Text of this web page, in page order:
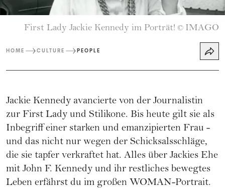
First Lady Jackie Kennedy im Porträt! © IMAGO
HOME CULTURE PEOPLE
Jackie Kennedy avancierte von der Journalistin
zur First Lady und Stilikone. Bis heute gilt sie als
Inbegriff einer starken und emanzipierten Frau -
und das nicht nur wegen der Schicksalsschläge,
die sie tapfer verkraftet hat. Alles über Jackies Ehe
mit John F. Kennedy und ihr restliches bewegtes
Leben erfährst du im großen WOMAN-Portrait.